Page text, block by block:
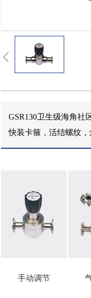
GSR130卫生级海角社区
快装卡箍，活结螺纹
手动调节